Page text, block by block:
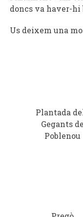
doncs va haver-
Us deixem una
Plantada
Gegants de
Poblenou